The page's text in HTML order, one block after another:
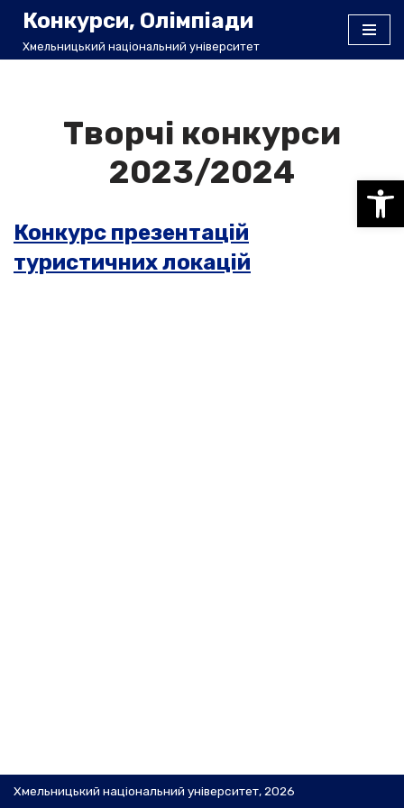
Перейти
Конкурси, Олімпіади
Хмельницький національний університет
Творчі конкурси
2023/2024
Конкурс презентацій
туристичних локацій
Хмельницький національний університет, 2026